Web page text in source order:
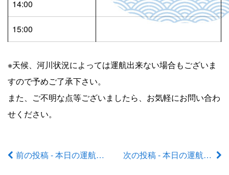
14:00
15:00
※天候、河川状況によっては運航出来ない場合もございま
すので予めご了承下さい。
また、ご不明な点等ございましたら、お気軽にお問い合わ
せください。
前前の投稿 - 本日の運航状況 次の投稿 - 本日の運航状況